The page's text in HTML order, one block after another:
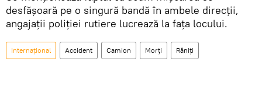
desfășoară pe o singură bandă în ambele direcții,
angajații poliției rutiere lucrează la fața locului.
Internaţional Accident Camion Morți Răniți